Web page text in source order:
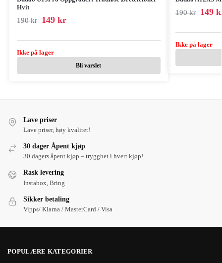
Hvit
190kr 149 kr
Ikke på lager
Bli varslet
190kr 149
Ikke på lager
Lave priser
Lave priser, høy kvalitet!
30 dager Åpent kjøp
30 dagers åpent kjøp – trygghet i hvert kjøp!
Rask levering
Instabox, Bring
Sikker betaling
Vipps/ Klarna / MasterCard / Visa
POPULÆRE KATEGORIER